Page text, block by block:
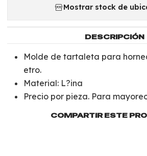
Mostrar stock de
DESCRIPCIÓN
Molde de tartaleta para
etro.
Material: L?ina
Precio por pieza. Para
COMPARTIR ESTE